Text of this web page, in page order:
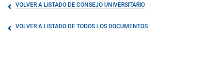
VOLVER A LISTADO DE CONSEJO UNIVERSITARIO
VOLVER A LISTADO DE TODOS LOS DOCUMENTOS